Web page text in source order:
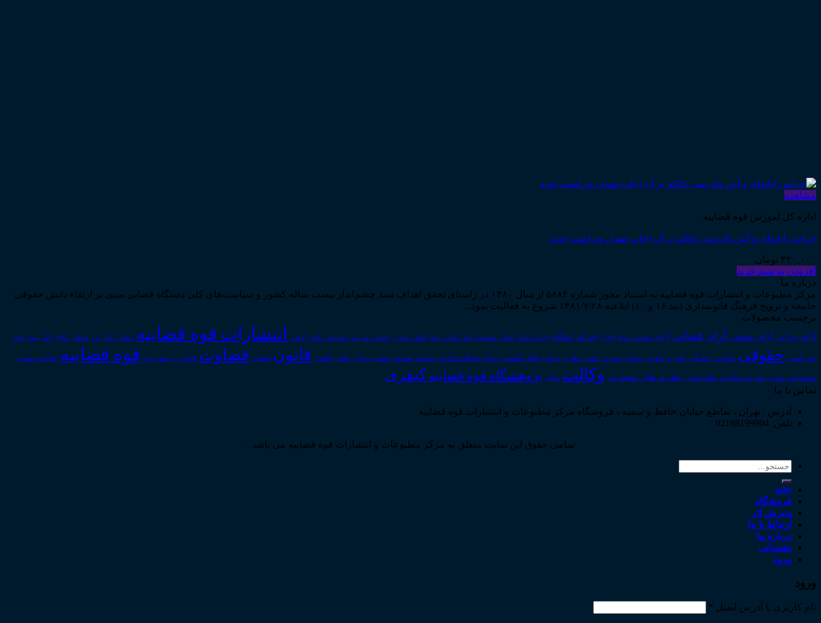
مشاهده
اداره کل آموزش قوه قضاییه
جرایم رایانه‌ای و آیین دادرسی حاکم بر آن (چاپ نهم) ـ ویراست جدید
۳۲۰,۰۰۰ تومان
افزودن به سبد خرید
درباره ما
مرکز مطبوعات و انتشارات قوه قضاییه به استناد مجوز شماره ۵۸۸۴ از سال ۱۳۸۰ در راستای تحقق اهداف سند چشم‌انداز بیست ساله کشور و سیاست‌های کلی دستگاه قضایی مبنی بر ارتقاء دانش حقوقی
جامعه و ترویج فرهنگ قانونمداری (بند ۱۶ و ۱۰) ابلاغیه ۱۳۸۱/۷/۲۸ شروع به فعالیت نمود...
برچسب محصولات
آرای جزایی آرای حقوقی آرای قضایی آرای وحدت رویه اجاره اجرای احکام اجرای اسناد احوال شخصیه ادله_اثبات_دعوا اسناد_تجاری اعاده_دادرسی اعتراض_ثالث اعسار انتشارات قوه قضاییه انتقال_مال_غیر انحلال_نکاح بانک بیمه تاجر
حق_کسب حقوقی حوادث_رانندگی خلع_ید داوری دعاوی_تصرف دعاوی_طاری دیوان عالی کشور دیوان عدالت اداری سقوط_تعهدات شعب_دیوان_عالی قاضی قانون قضات قضاوت قوانین_و_مقررات قوه قضاییه مالکیت_معنوی
مسئولیت_مدنی مشروح مذاکرات نظام قضایی نظریه_های_مشورتی وکالت وکیل پژوهشگاه قوه قضاییه کیفری
تماس با ما
آدرس : تهران ، تقاطع خیابان حافظ و سمیه ، فروشگاه مرکز مطبوعات و انتشارات قوه قضاییه
تلفن: 02188199904
تمامی حقوق این سایت متعلق به مرکز مطبوعات و انتشارات قوه قضاییه می باشد .
جستجو
خانه
فروشگاه
پذیرش اثر
ارتباط با ما
درباره ما
پشتیبانی
ورود
ورود
نام کاربری یا آدرس ایمیل *